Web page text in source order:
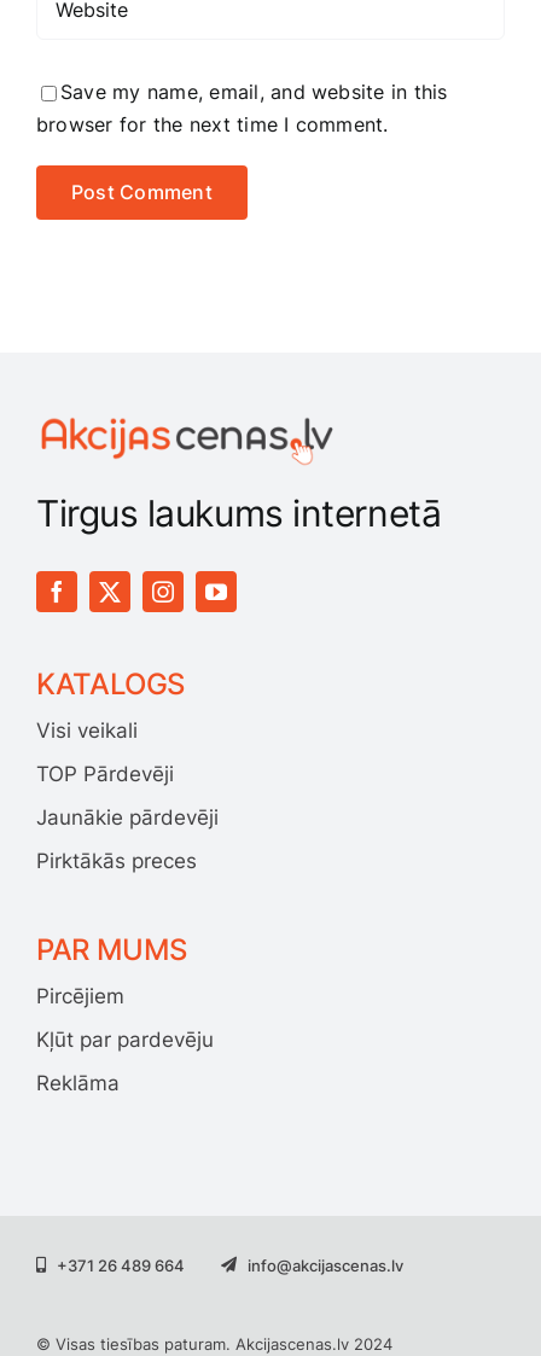
Save my name, email, and website in this
browser for the next time I comment.
Tirgus laukums internetā
KATALOGS
Visi veikali
TOP Pārdevēji
Jaunākie pārdevēji
Pirktākās preces
PAR MUMS
Pircējiem
Kļūt par pardevēju
Reklāma
+371 26 489 664 info@akcijascenas.lv
© Visas tiesības paturam. Akcijascenas.lv 2024